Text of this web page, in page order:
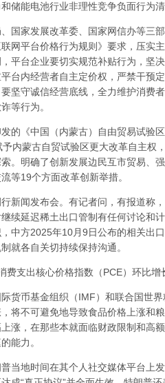
储能电池行业非理性竞争负面行为清
家发展改革委、国家网信办等三部
网平台价格行为规则》要求，压实
平台企业要切实规范补贴行为，坚
台内经营者自主定价权，严禁干预
坚守诚信经营底线，全力维护消费
等行为。
《中国（内蒙古）自由贸易试验区
内蒙古自贸试验区更大改革自主权
。明确了创新发展边民互市贸易、
等19个方面改革创新举措。
闻发布会。有记者问，有报道称
续延迟稀土出口管制有任何讨论和
中方2025年10月9日公布的相关出
就各自关切持续保持沟通。
支出核心价格指数（PCE）环比增
币基金组织（IMF）和联合国世界
将不可避免地导致食品价格上涨和
涨，在那些本就面临财政限制和高
能力。
地时间在其个人社交媒体平台上发